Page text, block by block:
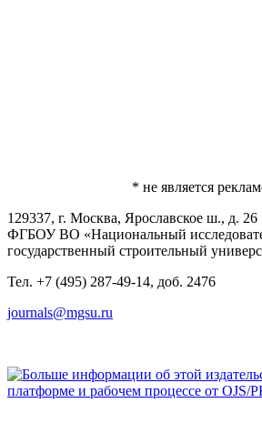
* не является
129337, г. Москва, Ярославское ш., д. 26
ФГБОУ ВО «Национальный
государственный строительный
Тел. +7 (495) 287-49-14, доб. 2476
journals@mgsu.ru